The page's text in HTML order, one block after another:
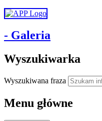
- Galeria
Wyszukiwarka
Wyszukiwana fraza
Menu główne